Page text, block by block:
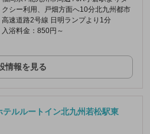
クシー利用、戸畑方面へ10分北九州都市
高速道路2号線 日明ランプより1分
入浴料金：850円～
情報を見る
テルルートイン北九州若松駅東